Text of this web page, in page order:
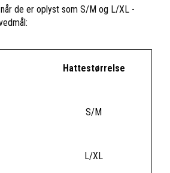
de er oplyst som S/M og L/XL -
Hattestørrelse
S/M
L/XL